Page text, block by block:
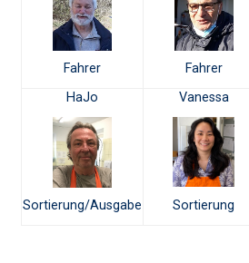
Fahrer Fahrer
HaJo
Sortierung/Ausgabe
Vanessa
Sortierung